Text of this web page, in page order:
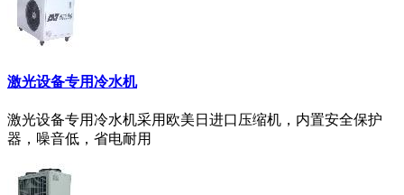
激光设备专用冷水机
激光设备专用冷水机采用欧美日进口压缩机，内置安全保护
器，噪音低，省电耐用